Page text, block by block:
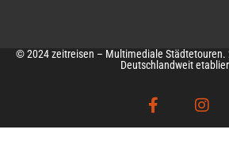
© 2024 zeitreisen – Multimediale Städtetouren.
Deutschlandweit